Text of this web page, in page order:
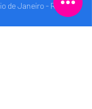
de Janeiro - RJ,